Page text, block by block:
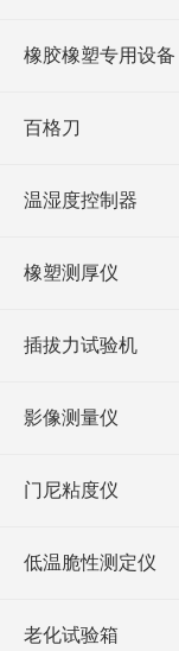
橡胶橡塑专用设备
百格刀
温湿度控制器
橡塑测厚仪
插拔力试验机
影像测量仪
门尼粘度仪
低温脆性测定仪
老化试验箱